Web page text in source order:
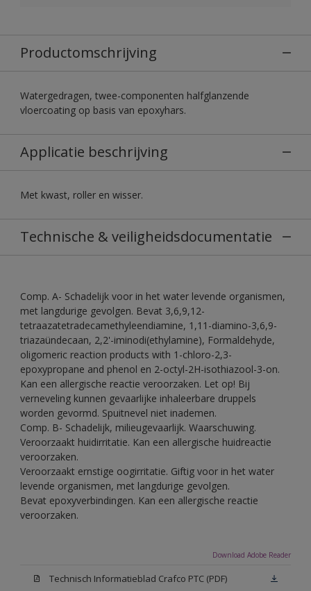
Productomschrijving
Watergedragen, twee-componenten halfglanzende
vloercoating op basis van epoxyhars.
Applicatie beschrijving
Met kwast, roller en wisser.
Technische & veiligheidsdocumentatie
Comp. A- Schadelijk voor in het water levende organismen,
met langdurige gevolgen. Bevat 3,6,9,12-
tetraazatetradecamethyleendiamine, 1,11-diamino-3,6,9-
triazaündecaan, 2,2'-iminodi(ethylamine), Formaldehyde,
oligomeric reaction products with 1-chloro-2,3-
epoxypropane and phenol en 2-octyl-2H-isothiazool-3-on.
Kan een allergische reactie veroorzaken. Let op! Bij
verneveling kunnen gevaarlijke inhaleerbare druppels
worden gevormd. Spuitnevel niet inademen.
Comp. B- Schadelijk, milieugevaarlijk. Waarschuwing.
Veroorzaakt huidirritatie. Kan een allergische huidreactie
veroorzaken.
Veroorzaakt ernstige oogirritatie. Giftig voor in het water
levende organismen, met langdurige gevolgen.
Bevat epoxyverbindingen. Kan een allergische reactie
veroorzaken.
Download Adobe Reader
Technisch Informatieblad Crafco PTC (PDF)